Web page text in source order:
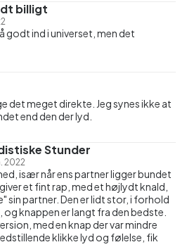
billigt
godt ind i universet, men det
det meget direkte. Jeg synes ikke at
end den der lyd.
Stunder
2022
især når ens partner ligger bundet
et fint rap, med et højlydt knald,
sin partner. Den er lidt stor, i forhold
knappen er langt fra den bedste.
med en knap der var mindre
klikke lyd og følelse, fik